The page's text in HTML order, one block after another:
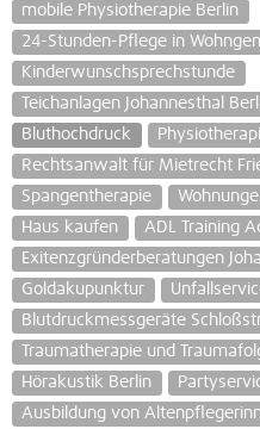
mobile Physiotherapie Berlin
24-Stunden-Pflege in
Kinderwunschsprechstunde
Teichanlagen Johannesthal
Bluthochdruck
Rechtsanwalt für Mietrecht
Spangentherapie
Haus kaufen
ADL Training
Exitenzgründerberatungen
Goldakupunktur
Blutdruckmessgeräte
Traumatherapie und
Hörakustik Berlin
Ausbildung von